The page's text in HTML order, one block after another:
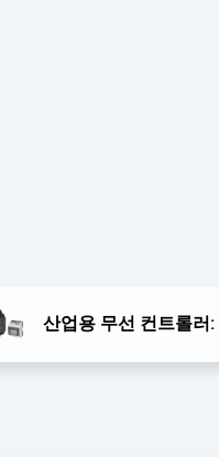
산업용 무선 컨트롤러